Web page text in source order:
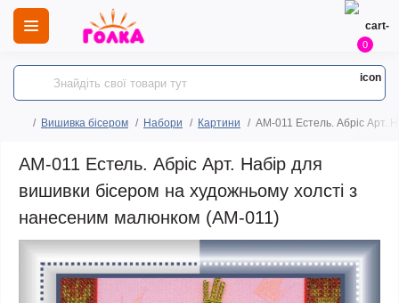
0
Вишивка бісером Набори Картини AM-011 Естель. Абріс Арт.
AM-011 Естель. Абріс Арт. Набір для
вишивки бісером на художньому холсті з
нанесеним малюнком (АМ-011)